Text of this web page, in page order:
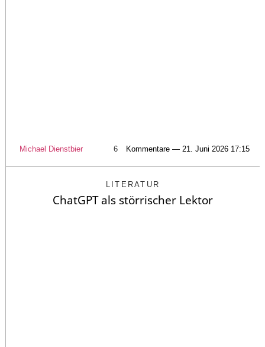
Michael Dienstbier 6 Kommentare — 21. Juni 2026 17:15
LITERATUR
ChatGPT als störrischer Lektor